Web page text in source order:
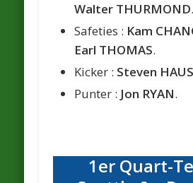
Walter THURMOND.
Safeties : Kam
Earl THOMAS.
Kicker : Steven
Punter : Jon RYAN.
1er Quart-